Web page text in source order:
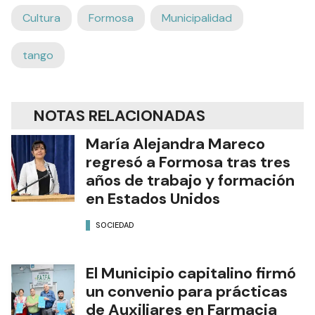
Cultura Formosa Municipalidad
NOTAS RELACIONADAS
María Alejandra Mareco